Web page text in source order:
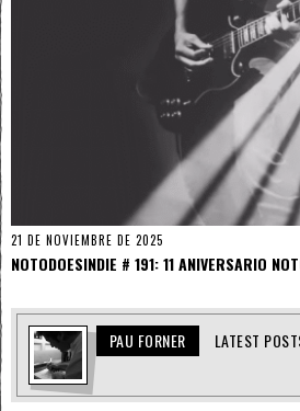
21 DE NOVIEMBRE DE 2025
NOTODOESINDIE # 191: 11 ANIVERSARIO
PAU FORNER LATEST